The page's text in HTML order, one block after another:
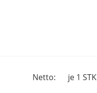
Netto: je 1 STK